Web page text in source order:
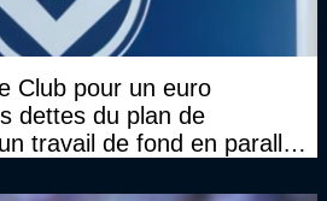
Club pour un euro
dettes du plan de
travail de fond en parallèle